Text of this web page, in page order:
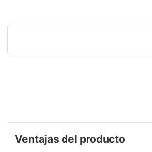
Ventajas del producto